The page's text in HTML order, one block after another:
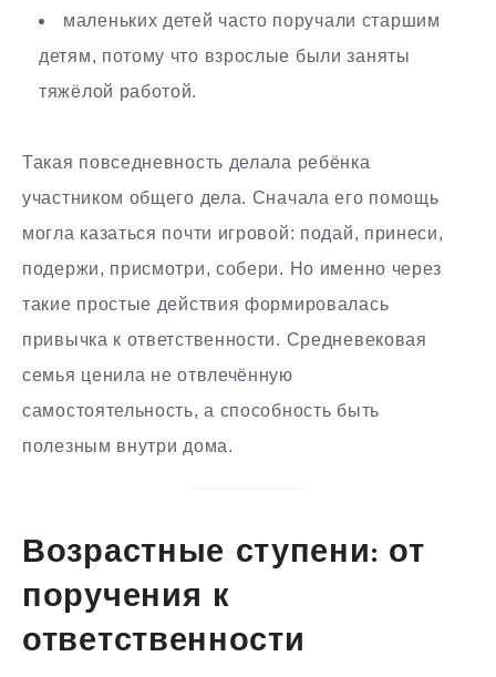
маленьких детей часто поручали старшим
детям, потому что взрослые были заняты
тяжёлой работой.
Такая повседневность делала ребёнка
участником общего дела. Сначала его помощь
могла казаться почти игровой: подай, принеси,
подержи, присмотри, собери. Но именно через
такие простые действия формировалась
привычка к ответственности. Средневековая
семья ценила не отвлечённую
самостоятельность, а способность быть
полезным внутри дома.
Возрастные ступени: от
поручения к
ответственности